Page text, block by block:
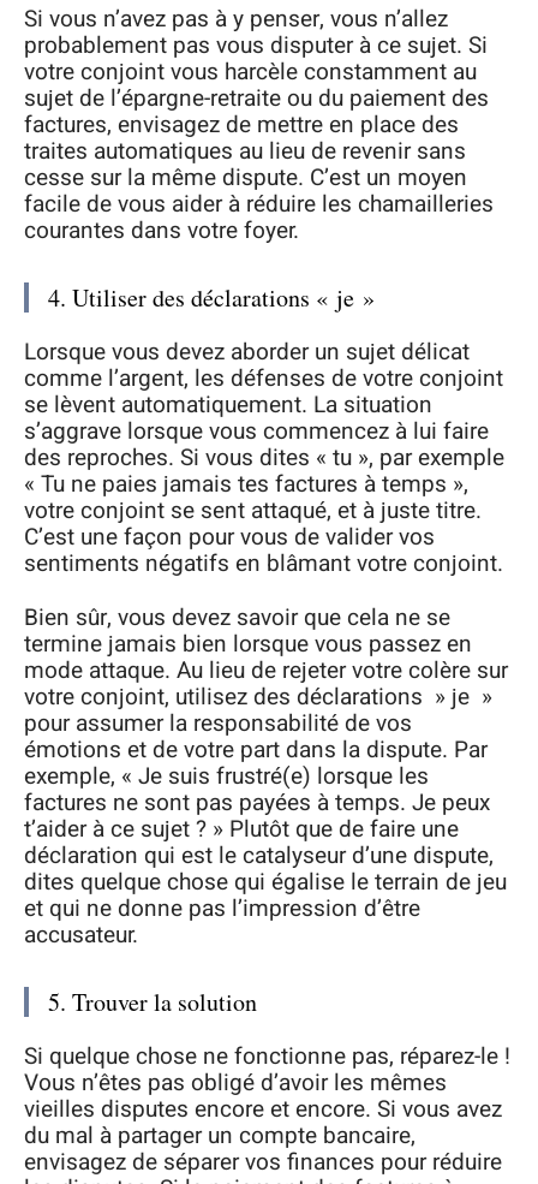
Si vous n’avez pas à y penser, vous n’allez
probablement pas vous disputer à ce sujet. Si
votre conjoint vous harcèle constamment au
sujet de l’épargne-retraite ou du paiement des
factures, envisagez de mettre en place des
traites automatiques au lieu de revenir sans
cesse sur la même dispute. C’est un moyen
facile de vous aider à réduire les chamailleries
courantes dans votre foyer.
4. Utiliser des déclarations « je »
Lorsque vous devez aborder un sujet délicat
comme l’argent, les défenses de votre conjoint
se lèvent automatiquement. La situation
s’aggrave lorsque vous commencez à lui faire
des reproches. Si vous dites « tu », par exemple
« Tu ne paies jamais tes factures à temps »,
votre conjoint se sent attaqué, et à juste titre.
C’est une façon pour vous de valider vos
sentiments négatifs en blâmant votre conjoint.
Bien sûr, vous devez savoir que cela ne se
termine jamais bien lorsque vous passez en
mode attaque. Au lieu de rejeter votre colère sur
votre conjoint, utilisez des déclarations » je »
pour assumer la responsabilité de vos
émotions et de votre part dans la dispute. Par
exemple, « Je suis frustré(e) lorsque les
factures ne sont pas payées à temps. Je peux
t’aider à ce sujet ? » Plutôt que de faire une
déclaration qui est le catalyseur d’une dispute,
dites quelque chose qui égalise le terrain de jeu
et qui ne donne pas l’impression d’être
accusateur.
5. Trouver la solution
Si quelque chose ne fonctionne pas, réparez-le !
Vous n’êtes pas obligé d’avoir les mêmes
vieilles disputes encore et encore. Si vous avez
du mal à partager un compte bancaire,
envisagez de séparer vos finances pour réduire